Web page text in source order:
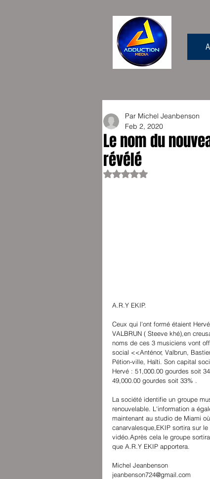
Le nom du
révélé
Par Michel Jeanbenson
Feb 2, 2020
Rated NaN out of 5 stars.
A.R.Y EKIP.
Ceux qui l'ont formé étaient
VALBRUN ( Steeve khé),en
noms de ces 3 musiciens vont
social <<Anténor, Valbrun,
Pétion-ville, Haïti. Son capital
Hervé : 51,000.00 gourdes soit
49,000.00 gourdes soit 33% .
La société identifie un groupe
renouvelable. L'information a
maintenant au studio de Miami
canarvalesque,EKIP sortira sur
vidéo.Après cela le groupe
que A.R.Y EKIP apportera.
Michel Jeanbenson
jeanbenson724@gmail.com